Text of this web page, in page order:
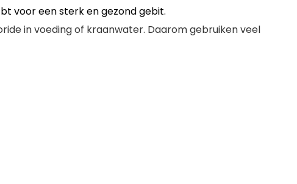
voor een sterk en gezond gebit.
in voeding of kraanwater. Daarom gebruiken veel